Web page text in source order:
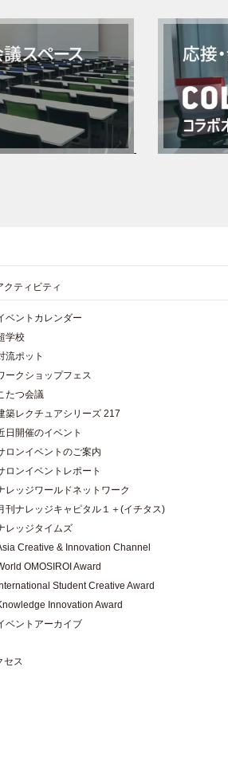
クティビティ
ベントカレンダー
学校
流ポット
ークショップフェス
たつ会議
築レクチュアシリーズ 217
日開催のイベント
ロンイベントのご案内
ロンイベントレポート
レッジワールドネットワーク
刊ナレッジキャピタル１＋(イチタス)
レッジタイムズ
Creative & Innovation Channel
OMOSIROI Award
Student Creative Award
Innovation Award
ベントアーカイブ
セス